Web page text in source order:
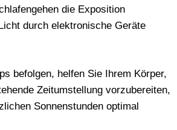
die Exposition
durch elektronische Geräte
befolgen, helfen Sie Ihrem Körper,
Zeitumstellung vorzubereiten,
Sonnenstunden optimal